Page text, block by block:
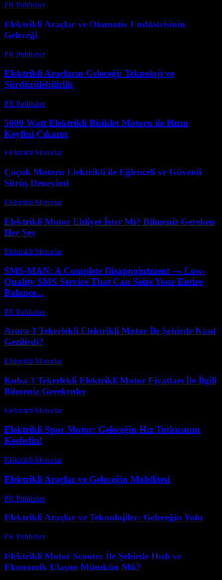
PR Publisher-
Elektrikli Araçlar ve Otomotiv Endüstrisinin
Geleceği
PR Publisher-
Elektrikli Araçların Geleceği: Teknoloji ve
Sürdürülebilirlik
PR Publisher-
5000 Watt Elektrikli Bisiklet Motoru ile Hızın
Keyfini Çıkarın
Elektrikli Motorlar-
Çoçuk Motoru Elektrikli ile Eğlenceli ve Güvenli
Sürüş Deneyimi
Elektrikli Motorlar-
Elektrikli Motor Ehliyet İster Mi? Bilmeniz Gereken
Her Şey
Elektrikli Motorlar-
SMS-MAN: A Complete Disappointment — Low-
Quality SMS Service That Can Seize Your Entire
Balance...
PR Publisher-
Arora 3 Tekerlekli Elektrikli Motor İle Şehirde Nasıl
Gezilirdi?
Elektrikli Motorlar-
Kuba 3 Tekerlekli Elektrikli Motor Fiyatları İle İlgili
Bilmeniz Gerekenler
Elektrikli Motorlar-
Elektrikli Spor Motor: Geleceğin Hız Tutkusunu
Keşfedin!
Elektrikli Motorlar-
Elektrikli Araçlar ve Geleceğin Mobilitesi
PR Publisher-
Elektrikli Araçlar ve Teknolojiler: Geleceğin Yolu
PR Publisher-
Elektrikli Motor Scooter İle Şehirde Hızlı ve
Ekonomik Ulaşım Mümkün Mü?